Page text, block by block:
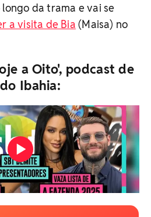
da trama e vai se
a visita de Bia (Maisa) no
a Oito', podcast de
Ibahia: